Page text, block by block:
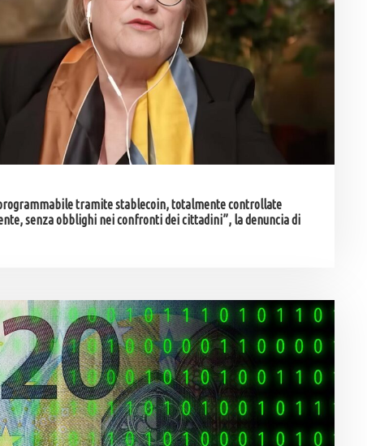
programmabile tramite stablecoin, totalmente controllate
senza obblighi nei confronti dei cittadini”, la denuncia di